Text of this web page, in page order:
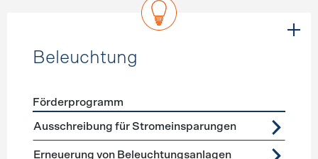
Beleuchtung
Förderprogramme Beleuchtung
Förderprogramm
Ausschreibung für Stromeinsparungen
Erneuerung von Beleuchtungsanlagen